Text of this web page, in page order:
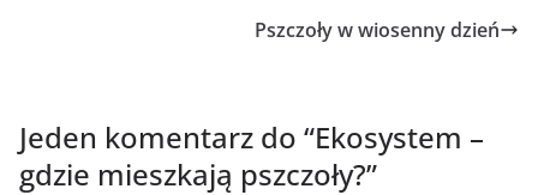
Pszczoły w wiosenny dzień
Jeden komentarz do “Ekosystem –
gdzie mieszkają pszczoły?”